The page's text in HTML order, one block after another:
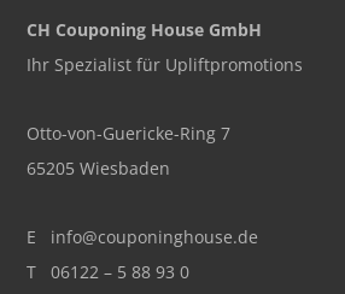
CH Couponing House GmbH
Ihr Spezialist für Upliftpromotions
Otto-von-Guericke-Ring 7
65205 Wiesbaden
E info@couponinghouse.de
T 06122 – 5 88 93 0